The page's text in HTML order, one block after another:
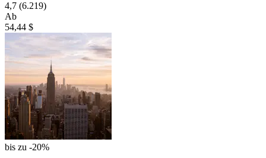
4,7 (6.219)
Ab
54,44 $
bis zu -20%